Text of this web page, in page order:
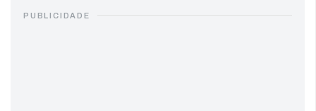
PUBLICIDADE